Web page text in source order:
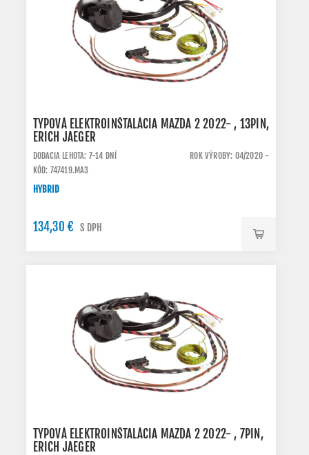
TYPOVÁ ELEKTROINŠTALÁCIA MAZDA 2 2022- , 13PIN,
ERICH JAEGER
DODACIA LEHOTA: 7-14 DNÍ
ROK VÝROBY: 04/2020 -
KÓD: 747419.MA3
HYBRID
134,30 € S DPH
TYPOVÁ ELEKTROINŠTALÁCIA MAZDA 2 2022- , 7PIN,
ERICH JAEGER